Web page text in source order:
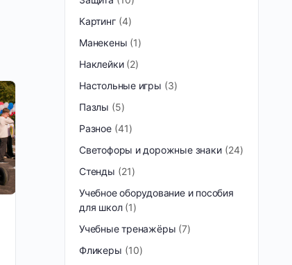
Картинг 4
Манекены 1
Наклейки 2
Настольные игры
3
Пазлы
5
Разное 41
Светофоры и дорожные знаки
24
Стенды
21
Учебное оборудование и пособия
для школ 1
Учебные тренажёры 7
Фликеры
10